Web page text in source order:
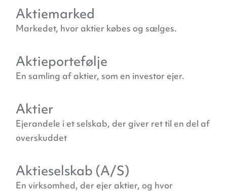
Aktiemarked
Markedet, hvor aktier købes og sælges.
Aktieportefølje
En samling af aktier, som en investor ejer.
Aktier
Ejerandele i et selskab, der giver ret til en del af
overskuddet
Aktieselskab (A/S)
En virksomhed, der ejer aktier, og hvor